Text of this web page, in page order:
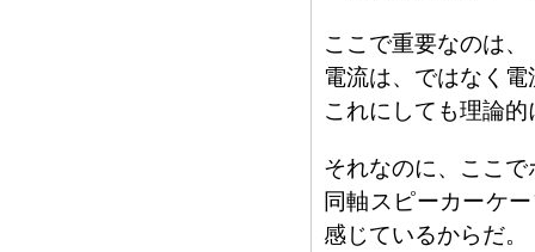
ここで重要なのは、
電流は、ではなく
これにしても理論
それなのに、ここ
同軸スピーカーケ
感じているからだ。